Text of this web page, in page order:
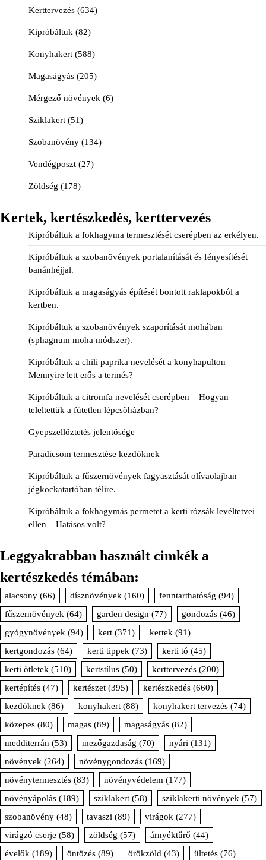
Kerttervezés (634)
Kipróbáltuk (82)
Konyhakert (588)
Magaságyás (205)
Mérgező növények (6)
Sziklakert (51)
Szobanövény (134)
Vendégposzt (27)
Zöldség (178)
Kertek, kertészkedés, kerttervezés
Kipróbáltuk a fokhagyma termesztését cserépben az erkélyen.
Kipróbáltuk a szobanövények portalanítását és fényesítését
banánhéjjal.
Kipróbáltuk a magaságyás építését bontott raklapokból a
kertben.
Kipróbáltuk a szobanövények szaporítását mohában
(sphagnum moha módszer).
Kipróbáltuk a chili paprika nevelését a konyhapulton –
Mennyire lett erős a termés?
Kipróbáltuk a citromfa nevelését cserépben – Hogyan
teleltettük a fűtetlen lépcsőházban?
Gyepszellőztetés jelentősége
Paradicsom termesztése kezdőknek
Kipróbáltuk a fűszernövények fagyasztását olívaolajban
jégkockatartóban télire.
Kipróbáltuk a fokhagymás permetet a kerti rózsák levéltetvei
ellen – Hatásos volt?
Leggyakrabban használt cimkék a
kertészkedés témában:
alacsony (66) dísznövények (160) fenntarthatóság (94)
fűszernövények (64) garden design (77) gondozás (46)
gyógynövények (94) kert (371) kertek (91)
kertgondozás (64) kerti tippek (73) kerti tó (45)
kerti ötletek (510) kertstílus (50) kerttervezés (200)
kertépítés (47) kertészet (395) kertészkedés (660)
kezdőknek (86) konyhakert (88) konyhakert tervezés (74)
közepes (80) magas (89) magaságyás (82)
medditerrán (53) mezőgazdaság (70) nyári (131)
növények (264) növénygondozás (169)
növénytermesztés (83) növényvédelem (177)
növényápolás (189) sziklakert (58) sziklakerti növények (57)
szobanövény (48) tavaszi (89) virágok (277)
virágzó cserje (58) zöldség (57) árnyéktűrő (44)
évelők (189) öntözés (89) örökzöld (43) ültetés (76)